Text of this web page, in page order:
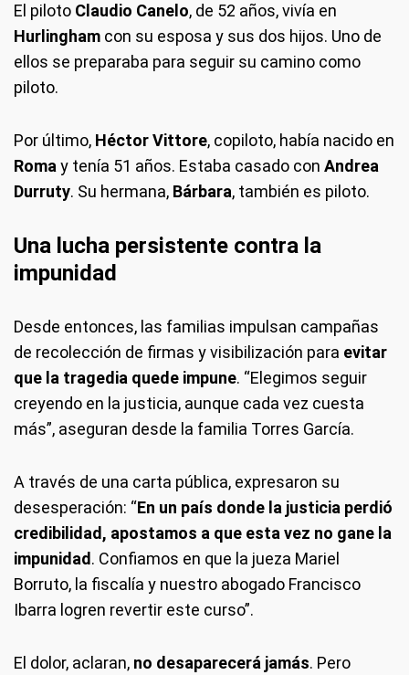
El piloto Claudio Canelo, de 52 años, vivía en
Hurlingham con su esposa y sus dos hijos. Uno de
ellos se preparaba para seguir su camino como
piloto.
Por último, Héctor Vittore, copiloto, había nacido en
Roma y tenía 51 años. Estaba casado con Andrea
Durruty. Su hermana, Bárbara, también es piloto.
Una lucha persistente contra la
impunidad
Desde entonces, las familias impulsan campañas
de recolección de firmas y visibilización para evitar
que la tragedia quede impune. “Elegimos seguir
creyendo en la justicia, aunque cada vez cuesta
más”, aseguran desde la familia Torres García.
A través de una carta pública, expresaron su
desesperación: “En un país donde la justicia perdió
credibilidad, apostamos a que esta vez no gane la
impunidad . Confiamos en que la jueza Mariel
Borruto, la fiscalía y nuestro abogado Francisco
Ibarra logren revertir este curso”.
El dolor, aclaran, no desaparecerá jamás. Pero